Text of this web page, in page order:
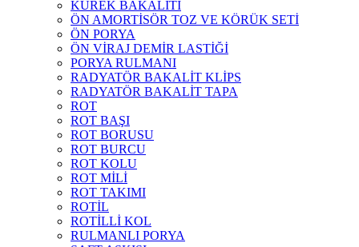
KÜREK BAKALİTİ
ÖN AMORTİSÖR TOZ VE KÖRÜK SETİ
ÖN PORYA
ÖN VİRAJ DEMİR LASTİĞİ
PORYA RULMANI
RADYATÖR BAKALİT KLİPS
RADYATÖR BAKALİT TAPA
ROT
ROT BAŞI
ROT BORUSU
ROT BURCU
ROT KOLU
ROT MİLİ
ROT TAKIMI
ROTİL
ROTİLLİ KOL
RULMANLI PORYA